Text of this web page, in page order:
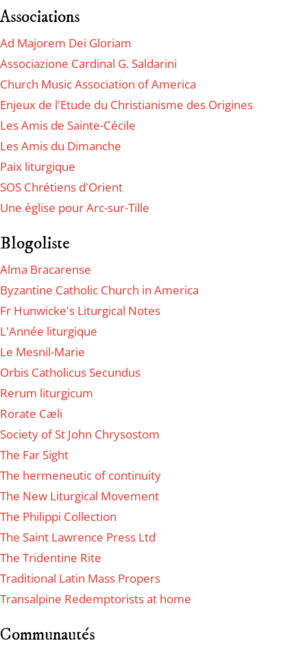
Associations
Ad Majorem Dei Gloriam
Associazione Cardinal G. Saldarini
Church Music Association of America
Enjeux de l'Etude du Christianisme des Origines
Les Amis de Sainte-Cécile
Les Amis du Dimanche
Paix liturgique
SOS Chrétiens d'Orient
Une église pour Arc-sur-Tille
Blogoliste
Alma Bracarense
Byzantine Catholic Church in America
Fr Hunwicke's Liturgical Notes
L'Année liturgique
Le Mesnil-Marie
Orbis Catholicus Secundus
Rerum liturgicum
Rorate Cæli
Society of St John Chrysostom
The Far Sight
The hermeneutic of continuity
The New Liturgical Movement
The Philippi Collection
The Saint Lawrence Press Ltd
The Tridentine Rite
Traditional Latin Mass Propers
Transalpine Redemptorists at home
Communautés